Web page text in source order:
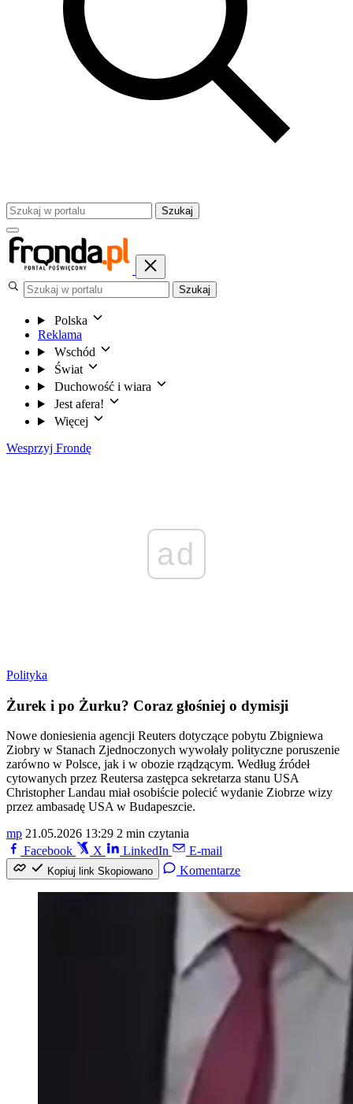
Szukaj
Szukaj
Polska
Reklama
Wschód
Świat
Duchowość i wiara
Jest afera!
Więcej
Wesprzyj Frondę
ad
Polityka
Żurek i po Żurku? Coraz głośniej o dymisji
Nowe doniesienia agencji Reuters dotyczące pobytu Zbigniewa
Ziobry w Stanach Zjednoczonych wywołały polityczne poruszenie
zarówno w Polsce, jak i w obozie rządzącym. Według źródeł
cytowanych przez Reutersa zastępca sekretarza stanu USA
Christopher Landau miał osobiście polecić wydanie Ziobrze wizy
przez ambasadę USA w Budapeszcie.
mp 21.05.2026 13:29 2 min czytania
Facebook
X LinkedIn E-mail
Kopiuj link Skopiowano Komentarze